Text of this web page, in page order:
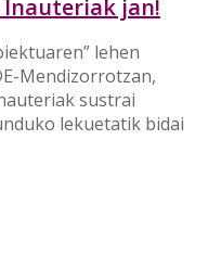
jan!
lehen
Mendizorrotzan,
sustrai
lekuetatik bidai